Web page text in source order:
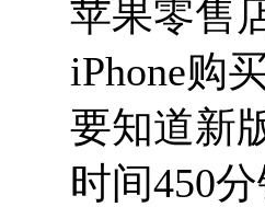
苹果零售
iPhone购
要知道新
时间450